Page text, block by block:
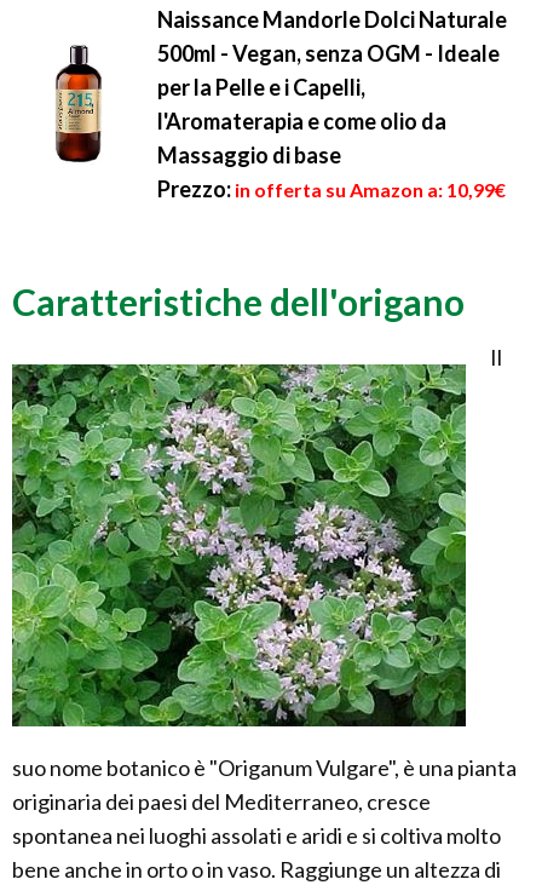
Naissance Mandorle Dolci Naturale
500ml - Vegan, senza OGM - Ideale
per la Pelle e i Capelli,
l'Aromaterapia e come olio da
Massaggio di base
Prezzo: in offerta su Amazon a: 10,99€
Caratteristiche dell'origano
Il
suo nome botanico è "Origanum Vulgare", è una pianta
originaria dei paesi del Mediterraneo, cresce
spontanea nei luoghi assolati e aridi e si coltiva molto
bene anche in orto o in vaso. Raggiunge un altezza di